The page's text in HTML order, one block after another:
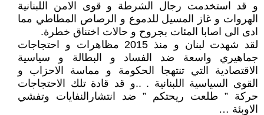
و قد استخدمت رجال الشرطة و قوى الامن اللبنانية
الهروات و غاز المسيل للدموع و الرصاص المطاطي مما
ادى الى اصابا المئات بجروح و حالات اختناق خطرة.
لقد شهدت لبنان و منذ 2015 مظاهرات و احتجاجات
جماهيري واسعة ضد الفساد و البطالة و سياسية
الاقتصادية التي تنتهجا الحكومة و مماسة الاحزاب و
القوى السياسية اللبنانية . ..و قد قادة تلك الاحتجاجات
حركة ” طلعت ريحتكم ” ضد انتشارالنفايات وتفشي
الاوبئة …